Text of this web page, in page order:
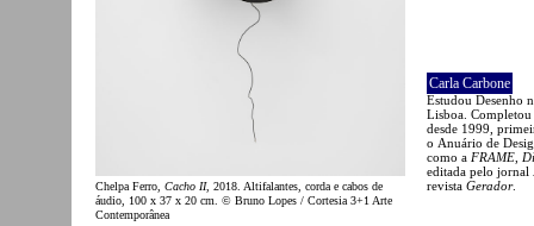
Chelpa Ferro, Cacho II, 2018. Altifalantes, corda e cabos de
áudio, 100 x 37 x 20 cm. © Bruno Lopes / Cortesia 3+1 Arte
Contemporânea
Carla Carbone
Estudou Desenho
Lisboa. Completou
desde 1999,
o Anuário de
como a FRAME
editada pelo jornal
revista Gerador.